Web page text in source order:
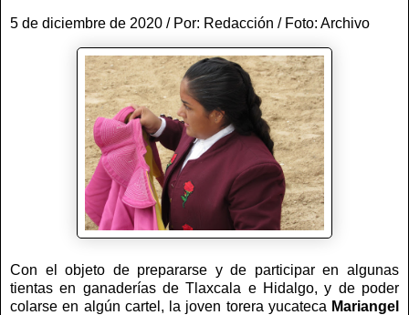
5 de diciembre de 2020 / Por: Redacción / Foto: Archivo
Con el objeto de prepararse y de participar en algunas
tientas en ganaderías de Tlaxcala e Hidalgo, y de poder
colarse en algún cartel, la joven torera yucateca Mariangel